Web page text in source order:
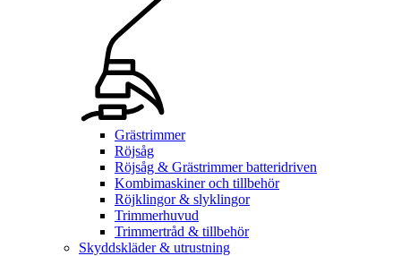
Grästrimmer
Röjsåg
Röjsåg & Grästrimmer batteridriven
Kombimaskiner och tillbehör
Röjklingor & slyklingor
Trimmerhuvud
Trimmertråd & tillbehör
Skyddskläder & utrustning